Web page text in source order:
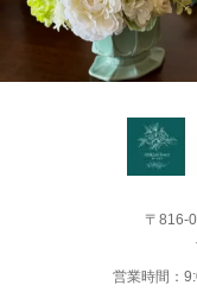
〒816-
営業時間：